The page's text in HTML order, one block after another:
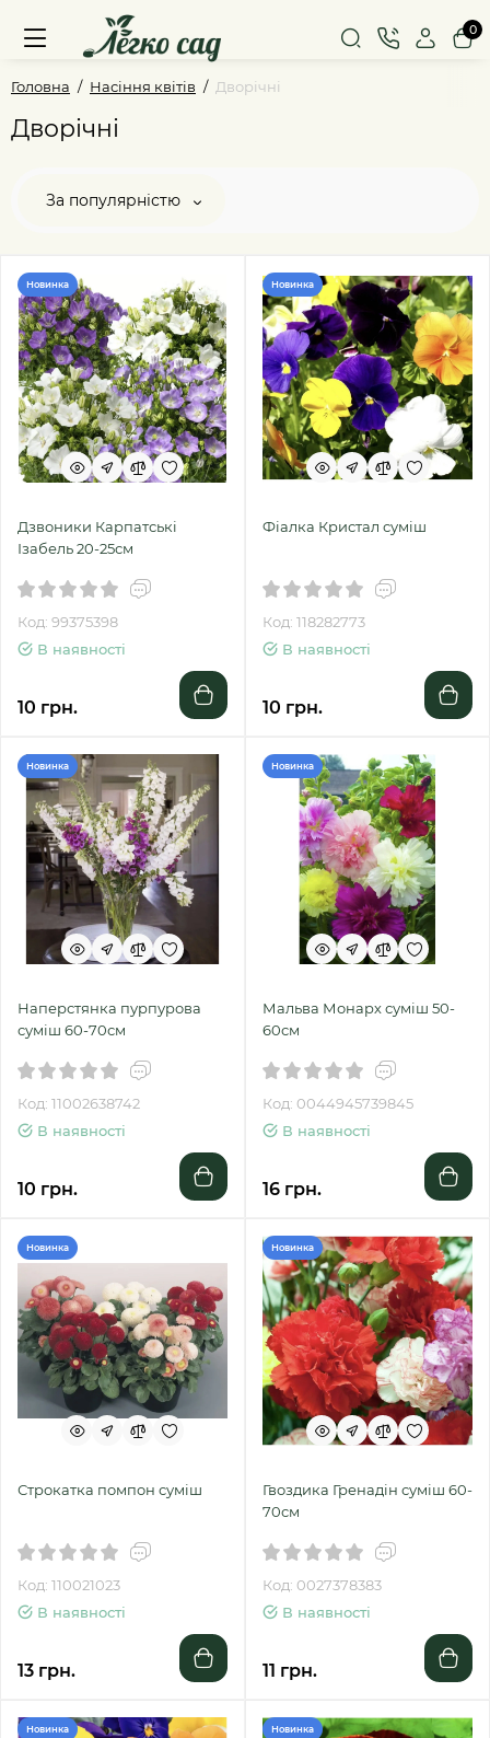
0
Головна Насіння квітів Дворічні
Дворічні
За популярністю
Новинка
Дзвоники Карпатські
Ізабель 20-25см
Код: 99375398
В наявності
10 грн.
Новинка
Фіалка Кристал суміш
Код: 118282773
В наявності
10 грн.
Новинка
Наперстянка пурпурова
суміш 60-70см
Код: 11002638742
В наявності
10 грн.
Новинка
Мальва Монарх суміш 50-
60см
Код: 0044945739845
В наявності
16 грн.
Новинка
Строкатка помпон суміш
Код: 110021023
В наявності
13 грн.
Новинка
Гвоздика Гренадін суміш 60-
70см
Код: 0027378383
В наявності
11 грн.
Новинка Новинка